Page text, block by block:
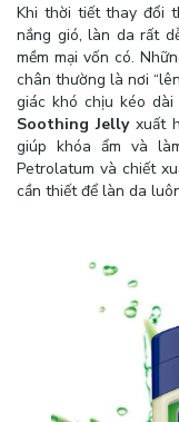
Khi thời tiết thay đổi
nắng gió, làn da rất
mềm mại vốn có.
chân thường là nơi
giác khó chịu kéo dài
Soothing Jellyxuất
giúp khóa ẩm và
Petrolatum và chiết
cần thiết để làn da